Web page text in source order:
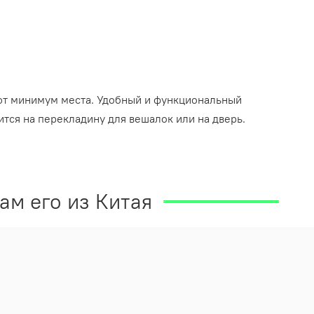
минимум места. Удобный и функциональный
на перекладину для вешалок или на дверь.
его из Китая